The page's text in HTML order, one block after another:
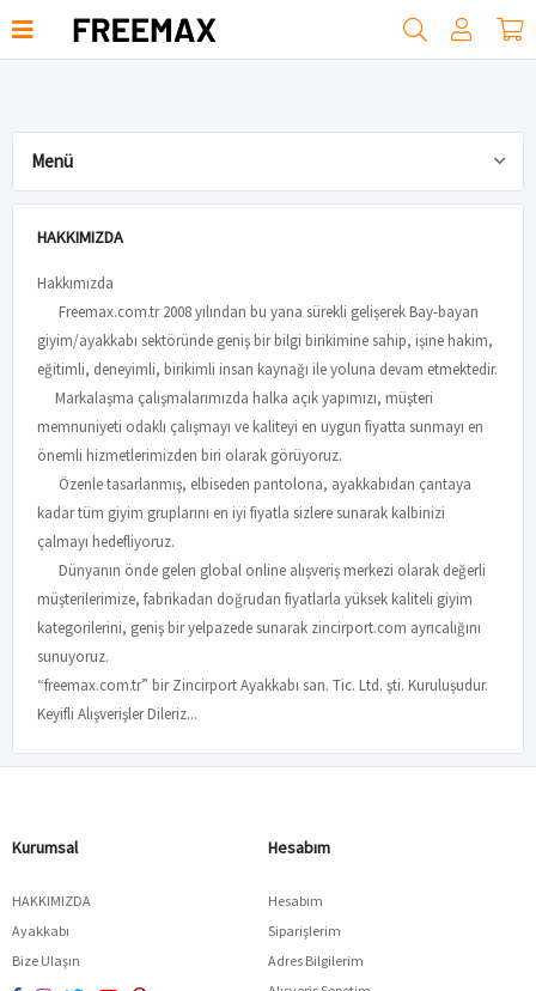
Menü
HAKKIMIZDA
Hakkımızda
Freemax.com.tr 2008 yılından bu yana sürekli gelişerek Bay-bayan
giyim/ayakkabı sektöründe geniş bir bilgi birikimine sahip, işine hakim,
eğitimli, deneyimli, birikimli insan kaynağı ile yoluna devam etmektedir.
Markalaşma çalışmalarımızda halka açık yapımızı, müşteri
memnuniyeti odaklı çalışmayı ve kaliteyi en uygun fiyatta sunmayı en
önemli hizmetlerimizden biri olarak görüyoruz.
Özenle tasarlanmış, elbiseden pantolona, ayakkabıdan çantaya
kadar tüm giyim gruplarını en iyi fiyatla sizlere sunarak kalbinizi
çalmayı hedefliyoruz.
Dünyanın önde gelen global online alışveriş merkezi olarak değerli
müşterilerimize, fabrikadan doğrudan fiyatlarla yüksek kaliteli giyim
kategorilerini, geniş bir yelpazede sunarak zincirport.com ayrıcalığını
sunuyoruz.
“freemax.com.tr” bir Zincirport Ayakkabı san. Tic. Ltd. şti. Kuruluşudur.
Keyifli Alışverişler Dileriz...
Kurumsal
HAKKIMIZDA
Ayakkabı
Bize Ulaşın
Hesabım
Hesabım
Siparişlerim
Adres Bilgilerim